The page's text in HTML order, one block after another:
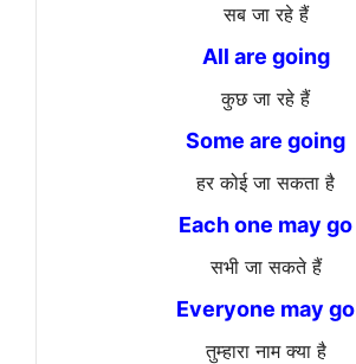
सब जा रहे हैं
All are going
कुछ जा रहे हैं
Some are going
हर कोई जा सकता है
Each one may go
सभी जा सकते हैं
Everyone may go
तुम्हारा नाम क्या है